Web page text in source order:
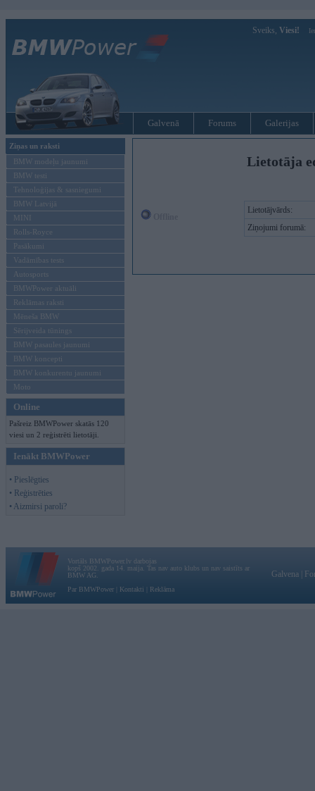
Sveiks, Viesi!
Galvenā Forums Galerijas
Ziņas un raksti
BMW modeļu jaunumi
BMW testi
Tehnoloģijas & sasniegumi
BMW Latvijā
MINI
Rolls-Royce
Pasākumi
Vadāmības tests
Autosports
BMWPower aktuāli
Reklāmas raksti
Mēneša BMW
Sērijveida tūnings
BMW pasaules jaunumi
BMW koncepti
BMW konkurentu jaunumi
Moto
Online
Pašreiz BMWPower skatās 120
viesi un 2 reģistrēti lietotāji.
Ienākt BMWPower
• Pieslēgties
• Reģistrēties
• Aizmirsi paroli?
Lietotāja
Lietotājvārds:
Ziņojumi forumā:
Vortāls BMWPower.lv darbojas
kopš 2002. gada 14. maija. Tas nav auto klubs un nav saistīts ar
BMW AG.
Par BMWPower
Kontakti Reklāma
Galvena